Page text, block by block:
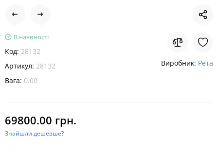
В наявності
Код: 28132
Артикул: 28132
Вага: 0.00
Виробник: Рета
69800.00 грн.
Знайшли дешевше?